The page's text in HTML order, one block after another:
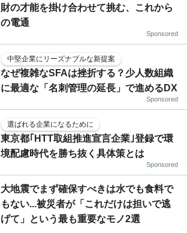
財の才能を掛け合わせて挑む、これから
の電通
Sponsored
中堅企業にリーズナブルな新提案
なぜ複雑なSFAは挫折する？少人数組織
に最適な「名刺管理の延長」で進めるDX
Sponsored
選ばれる企業になるために
東京都｢HTT取組推進宣言企業｣登録で環
境配慮時代を勝ち抜く具体策とは
Sponsored
大地震でまず確保すべきは水でも食料で
もない...被災者が「これだけは担いで逃
げて」という最も重要なモノ2選